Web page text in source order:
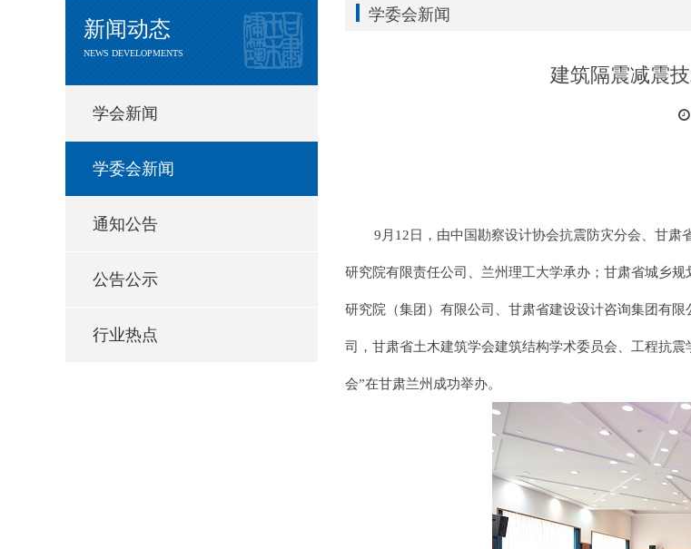
新闻动态
NEWS DEVELOPMENTS
学会新闻
学委会新闻
通知公告
公告公示
行业热点
学委会新闻
建筑隔震减震
9月12日，由中国勘察设计协会抗震防灾分会、甘
研究院有限责任公司、兰州理工大学承办；甘肃省城乡
研究院（集团）有限公司、甘肃省建设设计咨询集团有
司，甘肃省土木建筑学会建筑结构学术委员会、工程抗
会”在甘肃兰州成功举办。